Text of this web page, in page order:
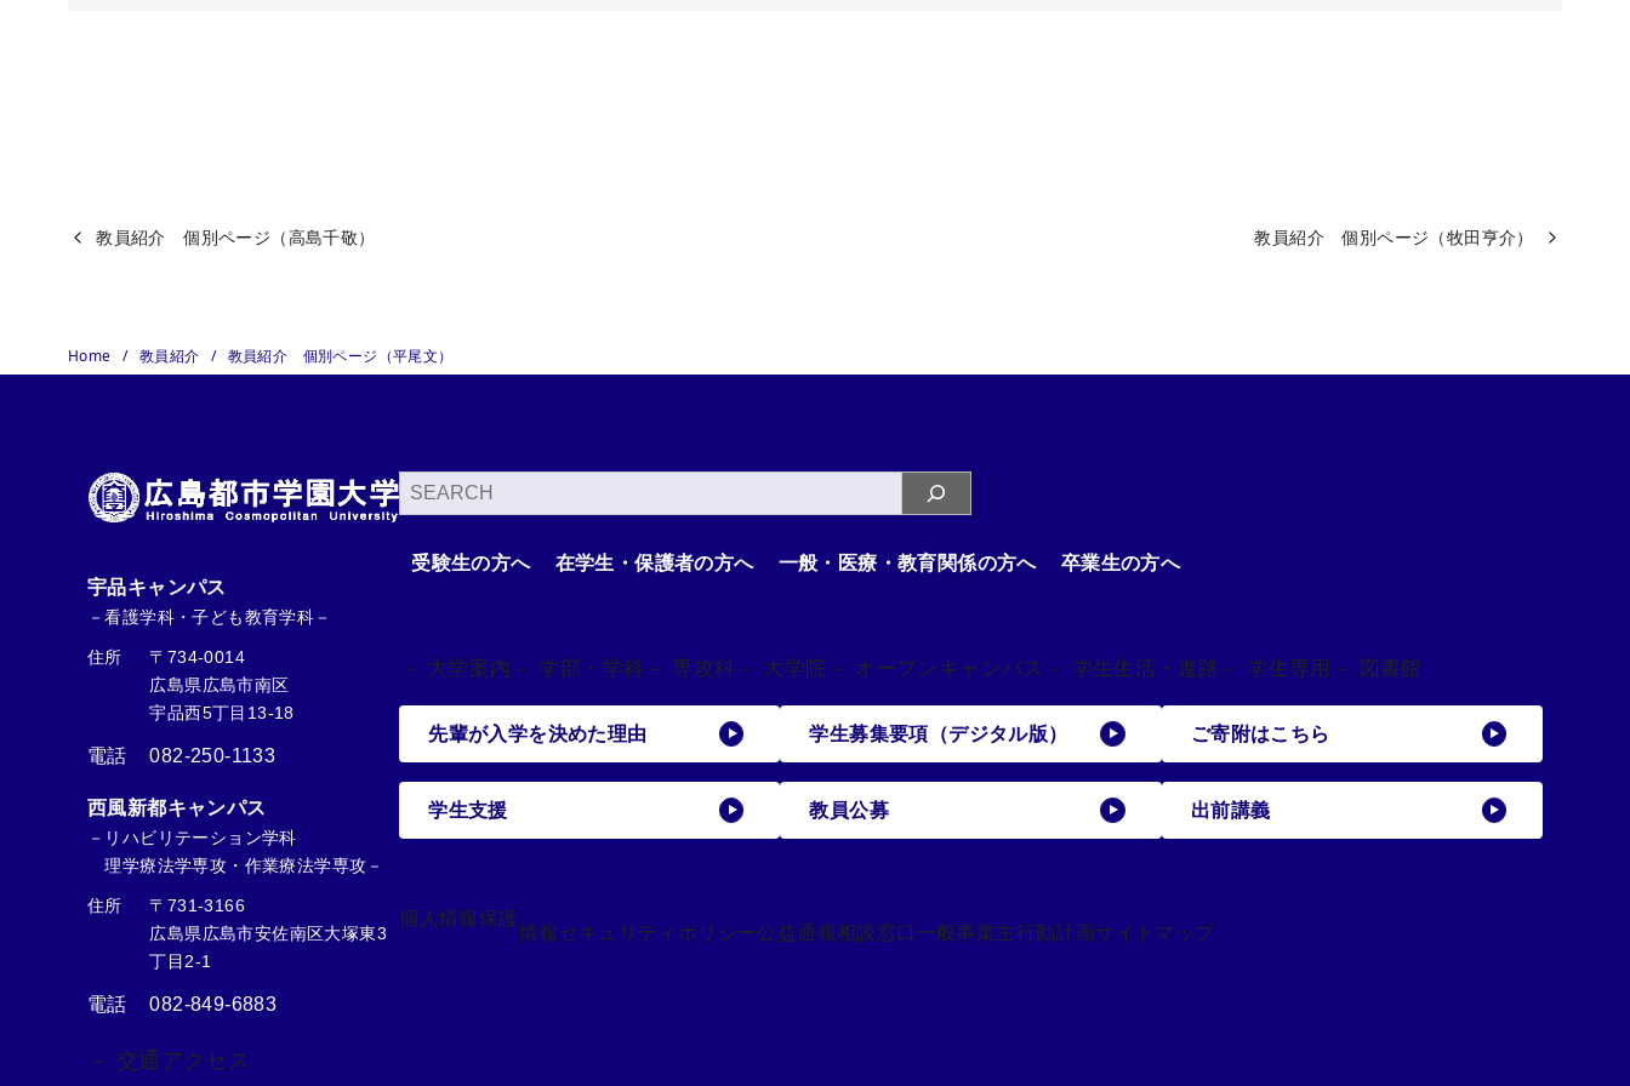
教員紹介 個別ページ（高島千敬） 教員紹介 個別ページ（牧田亨介）
Home 教員紹介 教員紹介 個別ページ（平尾文）
宇品キャンパス
－看護学科・子ども教育学科－
住所
〒734-0014
広島県広島市南区
宇品西5丁目13-18
電話 082-250-1133
西風新都キャンパス
－リハビリテーション学科
理学療法学専攻・作業療法学専攻－
住所
〒731-3166
広島県広島市安佐南区大塚東3
丁目2-1
電話 082-849-6883
－ 交通アクセス
検
索
受験生の方へ 在学生・保護者の方へ 一般・医療・教育関係の方へ 卒業生の方へ
－ 大学案内 － 学部・学科 － 専攻科 － 大学院 － オープンキャンパス － 学生生活・進路 － 学生専用 － 図書館
先輩が入学を決めた理由 学生募集要項（デジタル版） ご寄附はこちら
学生支援 教員公募 出前講義
個人情報保護
情報セキュリティポリシー公益通報相談窓口 一般事業主行動計画サイトマップ